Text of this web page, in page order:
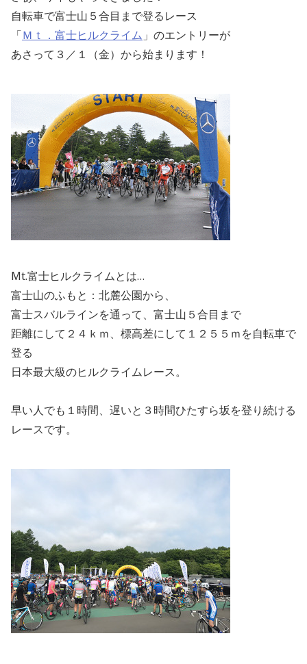
自転車で富士山５合目まで登るレース
「Ｍｔ．富士ヒルクライム 」のエントリーが
あさって３／１（金）から始まります！
Mt.富士ヒルクライムとは…
富士山のふもと：北麓公園から、
富士スバルラインを通って、富士山５合目まで
距離にして２４ｋｍ、標高差にして１２５５ｍを自転車で
登る
日本最大級のヒルクライムレース。
早い人でも１時間、遅いと３時間ひたすら坂を登り続ける
レースです。